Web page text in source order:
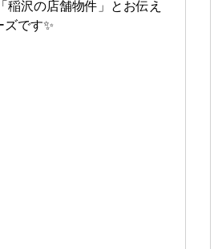
稲沢の店舗物件」とお伝え
です✨